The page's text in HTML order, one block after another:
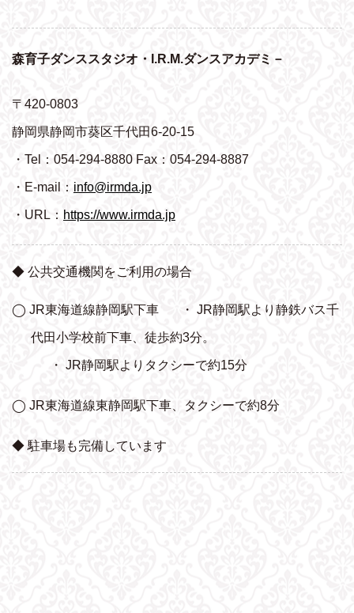
森育子ダンススタジオ・I.R.M.ダンスアカデミ－
〒420-0803
静岡県静岡市葵区千代田6-20-15
・Tel：054-294-8880 Fax：054-294-8887
・E-mail： info@irmda.jp
・URL： https://www.irmda.jp
◆ 公共交通機関をご利用の場合
◯ JR東海道線静岡駅下車 ・ JR静岡駅より静鉄バス千
代田小学校前下車、 徒歩約3分。
・ JR静岡駅よりタクシーで約15分
◯ JR東海道線東静岡駅下車、タクシーで約8分
◆ 駐車場も完備しています